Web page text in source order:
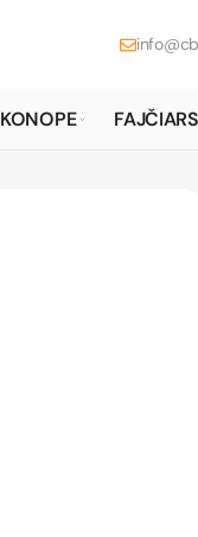
KONOPE